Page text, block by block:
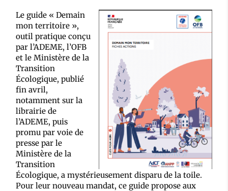
Le guide « Demain
mon territoire »,
outil pratique conçu
par l’ADEME, l’OFB
et le Ministère de la
Transition
Écologique, publié
fin avril,
notamment sur la
librairie de
l’ADEME, puis
promu par voie de
presse par le
Ministère de la
Transition
Écologique, a mystérieusement disparu de la toile.
Pour leur nouveau mandat, ce guide propose aux